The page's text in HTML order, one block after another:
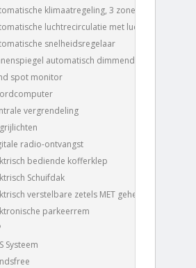
klimaatregeling, 3 zones
luchtrecirculatie met luchtkwaliteits
snelheidsregelaar
automatisch dimmend
spot monitor
vergrendeling
radio-ontvangst
bediende kofferklep
Schuifdak
verstelbare zetels MET geheugen
parkeerrem
Systeem